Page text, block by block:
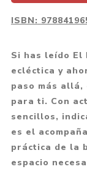
ISBN:
Si has leído El
ecléctica y
paso más
para ti. Con
sencillos,
es el
práctica de la
espacio